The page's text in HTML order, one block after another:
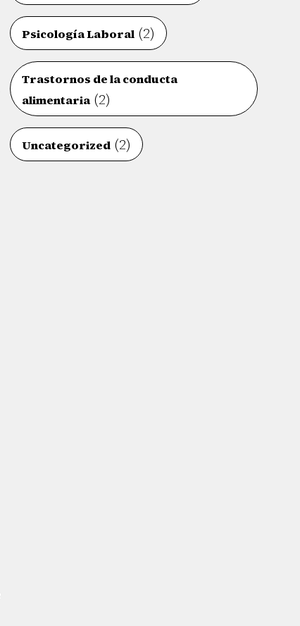
Psicología Laboral (2)
Trastornos de la conducta
alimentaria(2)
Uncategorized (2)